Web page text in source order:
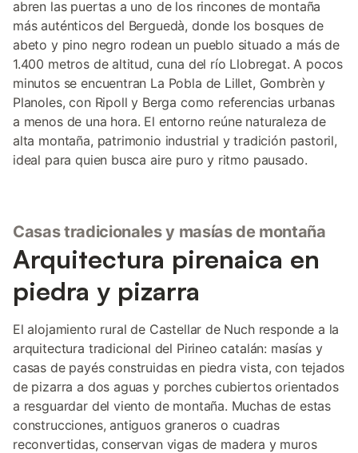
abren las puertas a uno de los rincones de montaña
más auténticos del Berguedà, donde los bosques de
abeto y pino negro rodean un pueblo situado a más de
1.400 metros de altitud, cuna del río Llobregat. A pocos
minutos se encuentran La Pobla de Lillet, Gombrèn y
Planoles, con Ripoll y Berga como referencias urbanas
a menos de una hora. El entorno reúne naturaleza de
alta montaña, patrimonio industrial y tradición pastoril,
ideal para quien busca aire puro y ritmo pausado.
Casas tradicionales y masías de montaña
Arquitectura pirenaica en
piedra y pizarra
El alojamiento rural de Castellar de Nuch responde a la
arquitectura tradicional del Pirineo catalán: masías y
casas de payés construidas en piedra vista, con tejados
de pizarra a dos aguas y porches cubiertos orientados
a resguardar del viento de montaña. Muchas de estas
construcciones, antiguos graneros o cuadras
reconvertidas, conservan vigas de madera y muros